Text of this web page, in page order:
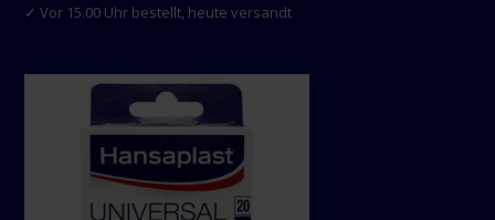
✓ Vor 15.00 Uhr bestellt, heute versandt